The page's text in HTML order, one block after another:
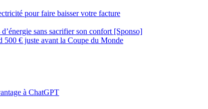
pour faire baisser votre facture
sans sacrifier son confort [Sponso]
€ juste avant la Coupe du Monde
à ChatGPT